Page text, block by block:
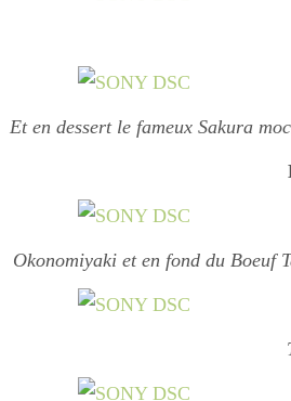
Et en dessert le fameux Sakura
Okonomiyaki et en fond du Boeuf